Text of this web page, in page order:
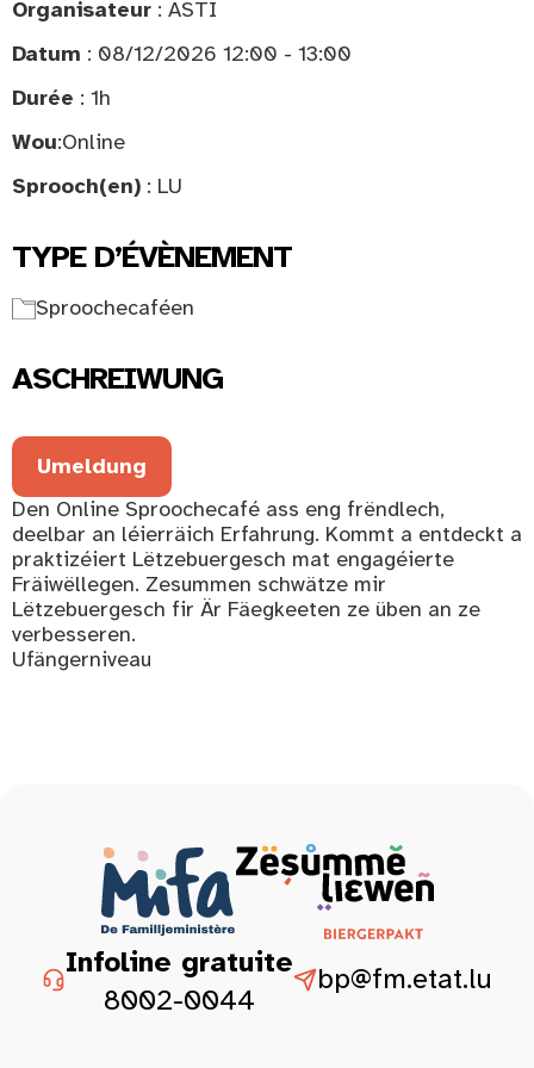
Organisateur : ASTI
Datum : 08/12/2026 12:00 - 13:00
Durée : 1h
Wou:Online
Sprooch(en) : LU
TYPE D’ÉVÈNEMENT
Sproochecaféen
ASCHREIWUNG
Umeldung
Den Online Sproochecafé ass eng frëndlech,
deelbar an léierräich Erfahrung. Kommt a entdeckt a
praktizéiert Lëtzebuergesch mat engagéierte
Fräiwëllegen. Zesummen schwätze mir
Lëtzebuergesch fir Är Fäegkeeten ze üben an ze
verbesseren.
Ufängerniveau
Infoline gratuite
8002-0044
bp@fm.etat.lu